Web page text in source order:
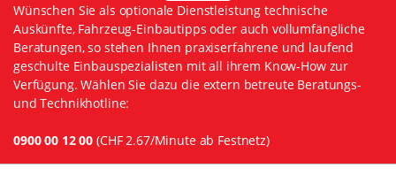
Wünschen Sie als optionale Dienstleistung technische
Auskünfte, Fahrzeug-Einbautipps oder auch vollumfängliche
Beratungen, so stehen Ihnen praxiserfahrene und laufend
geschulte Einbauspezialisten mit all ihrem Know-How zur
Verfügung. Wählen Sie dazu die extern betreute Beratungs-
und Technikhotline:
0900 00 12 00 (CHF 2.67/Minute ab Festnetz)